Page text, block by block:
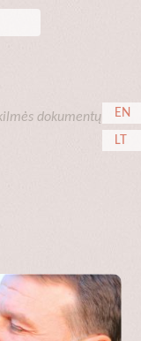
dokumentų
EN
LT